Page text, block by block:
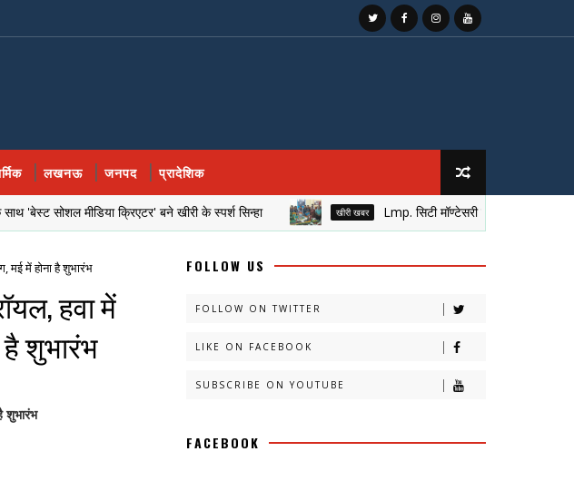
लखनऊ जनपद प्रादेशिक
मीडिया क्रिएटर' बने खीरी के स्पर्श सिन्हा खीरी खबर Lmp. सिटी मॉण्टेसरी इण्टर कॉलेज की विज्ञान
मई में होना है शुभारंभ
हवा में
है शुभारंभ
शुभारंभ
FOLLOW US
FOLLOW ON TWITTER
LIKE ON FACEBOOK
SUBSCRIBE ON YOUTUBE
FACEBOOK